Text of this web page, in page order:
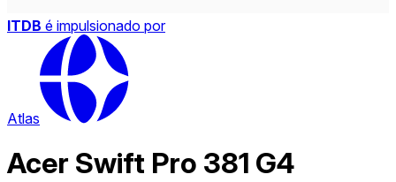
ITDB é impulsionado por
Atlas
Acer Swift Pro 381 G4